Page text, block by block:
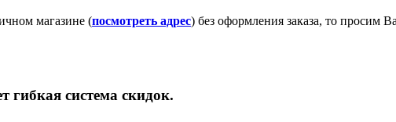
магазине (посмотреть адрес) без оформления заказа, то просим
гибкая система скидок.